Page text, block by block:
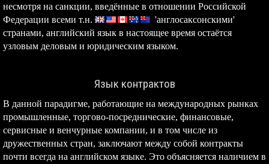
несмотря на санкции, введённые в отношении Российской
Федерации всеми т.н.
'англосаксонскими'
странами, английский язык в настоящее время остаётся
узловым деловым и юридическим языком.
Язык контрактов
В данной парадигме, работающие на международных рынках
промышленные, торгово-посреднические, финансовые,
сервисные и венчурные компании, и в том числе из
дружественных стран, заключают между собой контракты
почти всегда на английском языке. Это объясняется наличием в